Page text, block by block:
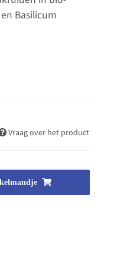
Basilicum
Vraag over het product